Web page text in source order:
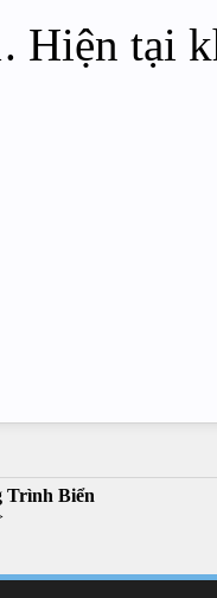
Hiện tại
Trình Biển